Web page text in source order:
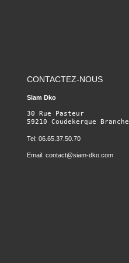
CONTACTEZ-NOUS
Siam Dko
30 Rue Pasteur
59210 Coudekerque Branche
Tel: 06.65.37.50.70
Email: contact@siam-dko.com